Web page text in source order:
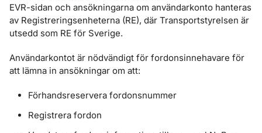
EVR-sidan och ansökningarna om användarkonto hanteras
av Registreringsenheterna (RE), där Transportstyrelsen är
utsedd som RE för Sverige.
Användarkontot är nödvändigt för fordonsinnehavare för
att lämna in ansökningar om att:
Förhandsreservera fordonsnummer
Registrera fordon